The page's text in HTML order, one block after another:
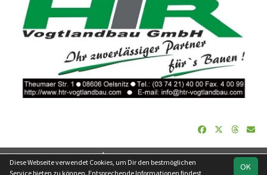
soccero.de
OK
Diese Webseite verwendet Cookies, um Dir den bestmöglichen
Service bieten zu können. Entsprechende Informationen findest